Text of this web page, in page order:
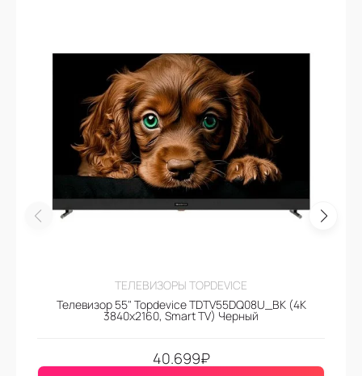
ТЕЛЕВИЗОРЫ TOPDEVICE
Телевизор 55" Topdevice TDTV55DQ08U_BK (4K
3840x2160, Smart TV) Черный
40.699₽